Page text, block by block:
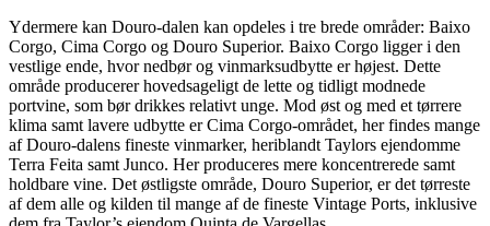
Ydermere kan Douro-dalen kan opdeles i tre brede områder: Baixo
Corgo, Cima Corgo og Douro Superior. Baixo Corgo ligger i den
vestlige ende, hvor nedbør og vinmarksudbytte er højest. Dette
område producerer hovedsageligt de lette og tidligt modnede
portvine, som bør drikkes relativt unge. Mod øst og med et tørrere
klima samt lavere udbytte er Cima Corgo-området, her findes mange
af Douro-dalens fineste vinmarker, heriblandt Taylors ejendomme
Terra Feita samt Junco. Her produceres mere koncentrerede samt
holdbare vine. Det østligste område, Douro Superior, er det tørreste
af dem alle og kilden til mange af de fineste Vintage Ports, inklusive